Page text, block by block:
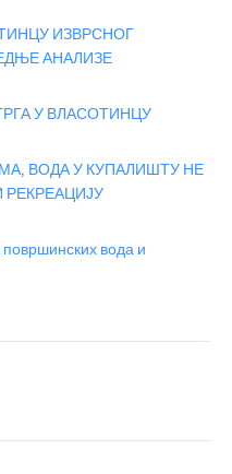
ИЗВРСНОГ
АНАЛИЗЕ
У ВЛАСОТИНЦУ
ВОДА У КУПАЛИШТУ НЕ
РЕКРЕАЦИЈУ
површинских вода и